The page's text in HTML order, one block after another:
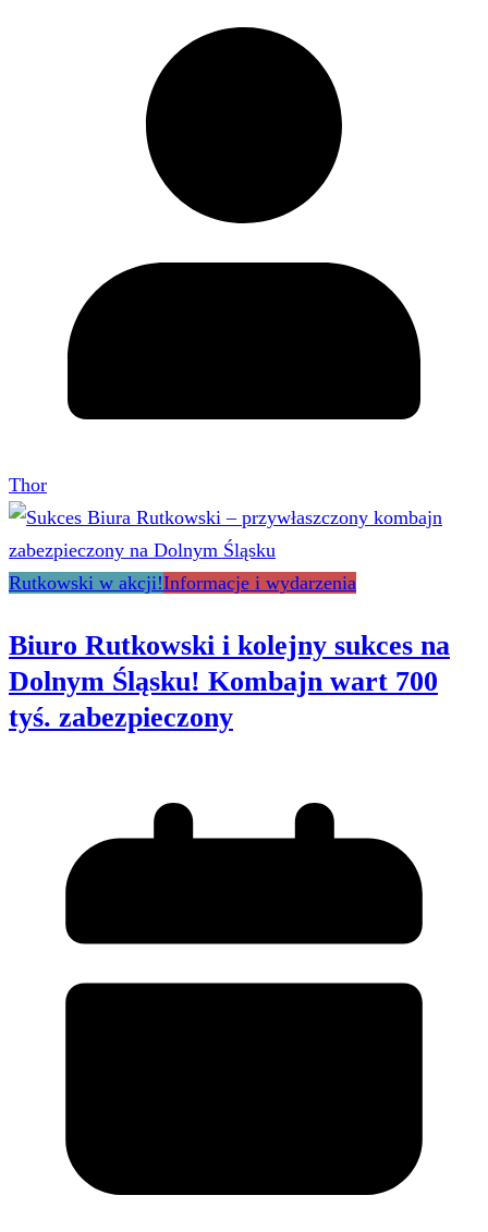
Thor
Rutkowski w akcji!Informacje i wydarzenia
Biuro Rutkowski i kolejny sukces na
Dolnym Śląsku! Kombajn wart 700
tyś. zabezpieczony